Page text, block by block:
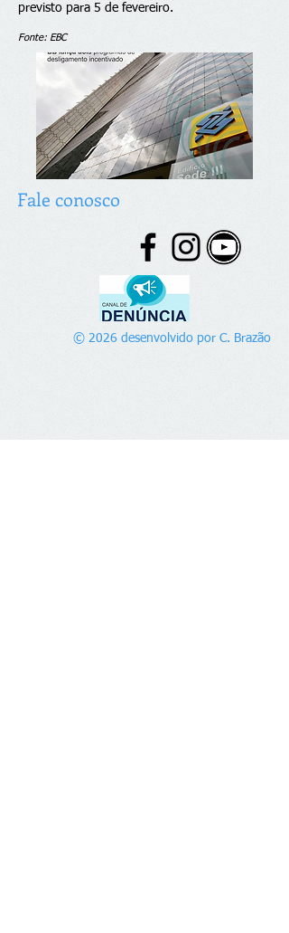
previsto para 5 de fevereiro.
Fonte: EBC
Fale conosco
© 2026 desenvolvido por C. Brazão